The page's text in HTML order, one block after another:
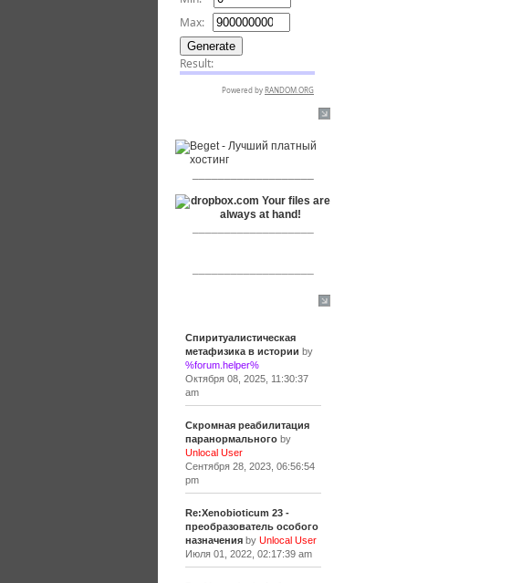
Спиритуалистическая
метафизика в истории by
%forum.helper%
Октября 08, 2025, 11:30:37
am
Скромная реабилитация
паранормальногоby
Unlocal User
Сентября 28, 2023, 06:56:54
pm
Re:Xenobioticum 23 -
преобразователь особого
назначенияby Unlocal User
Июля 01, 2022, 02:17:39 am